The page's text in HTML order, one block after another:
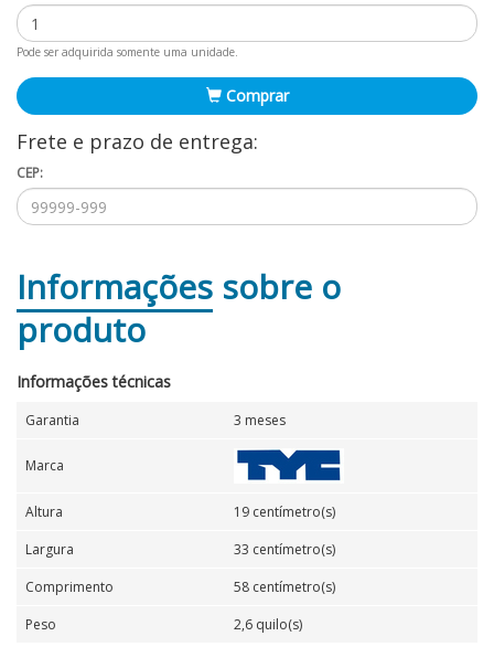
Pode ser adquirida somente uma unidade.
Comprar
Frete e prazo de entrega:
CEP:
Informações sobre o
produto
Informações técnicas
Garantia 3 meses
Marca
Altura
19 centímetro(s)
Largura
33 centímetro(s)
Comprimento
58 centímetro(s)
Peso
2,6 quilo(s)